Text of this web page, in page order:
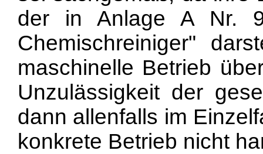
der in Anlage A Nr.
Chemischreiniger"
maschinelle Betrieb
Unzulässigkeit der
dann allenfalls im
konkrete Betrieb nicht